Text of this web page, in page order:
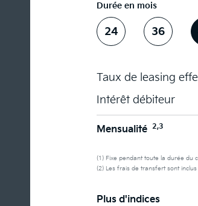
Durée en mois
24 36
Taux de leasing
Intérêt débiteur
Mensualité 2,3
(1) Fixe pendant toute la durée du
(2) Les frais de transfert sont
Plus d'indices